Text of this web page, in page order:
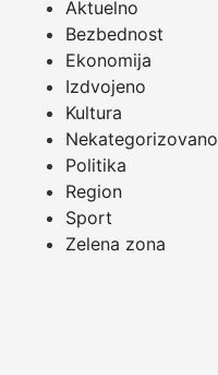
Aktuelno
Bezbednost
Ekonomija
Izdvojeno
Kultura
Nekategorizovano
Politika
Region
Sport
Zelena zona